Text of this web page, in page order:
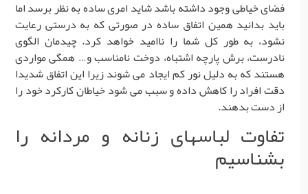
فضای خیاطی وجود داشته باشد شاید امری ساده به نظر برسد اما
باید بدانید همین اتفاق ساده در صورتی که به درستی رعایت
نشود، به طور کل شما را ناامید خواهد کرد. چیدمان الگوی
نادرست، برش پارچه اشتباه، دوخت نامناسب و… همگی مواردی
هستند که به دلیل نور کم ایجاد می شوند زیرا این اتفاق شدیدا
دقت افراد را کاهش داده و سبب می شود خیاطان کارکرد خود را
از دست بدهند.
تفاوت­ لباس­های زنانه و مردانه را
بشناسیم